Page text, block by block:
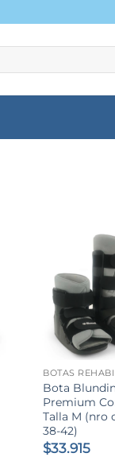
Bota
Premium
Talla M (nro
38-42)
$33.915